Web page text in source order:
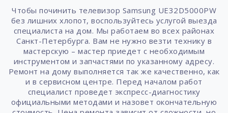
Чтобы починить телевизор Samsung UE32D5000PW
без лишних хлопот, воспользуйтесь услугой выезда
специалиста на дом. Мы работаем во всех районах
Санкт-Петербурга. Вам не нужно везти технику в
мастерскую – мастер приедет с необходимым
инструментом и запчастями по указанному адресу.
Ремонт на дому выполняется так же качественно, как
и в сервисном центре. Перед началом работ
специалист проведет экспресс-диагностику
официальными методами и назовет окончательную